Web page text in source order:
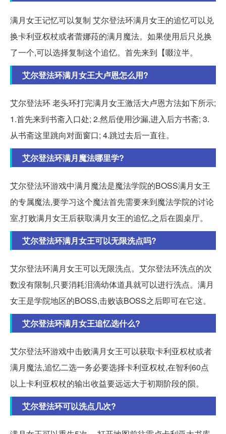
满月女王记忆可以复制 艾尔登法环满月女王的追忆可以兑
换卡利亚权杖或者蕾娜菈的满月魔法。如果使用后只兑换
了一个,可以选择复制这个追忆。首先来到【啜泣半。
艾尔登法环满月女王大卢恩怎么用?
艾尔登法环 老头环打完满月女王激活大卢恩方法如下所示;
1.首先来到书斋入口处; 2.然后使用沙漏,进入后方书斋; 3.
从书斋这里跳向对面窗口; 4.跳过去后一直往。
艾尔登法环满月魔法哪里学?
艾尔登法环游戏中满月魔法是魔法学院的BOSS满月女王
的专属魔法,要学习这个魔法首先需要来到魔法学院的讨论
室,打败满月女王后获取满月女王的追忆,之后在圆桌厅。
艾尔登法环满月女王可以无限洗点吗?
艾尔登法环满月女王可以无限洗点。艾尔登法环洗点的次
数没有限制,只要消耗泪滴幼体道具就可以进行洗点。满月
女王是学院地区的BOSS,击败该BOSS之后即可在它这。
艾尔登法环满月女王追忆选什么?
艾尔登法环游戏中击败满月女王可以获取卡利亚权杖或者
满月魔法,追忆二选一务必要选择卡利亚权杖,在智利60点
以上卡利亚权杖的输出收益要远远大于初期阶段的陨。
艾尔登法环可以洗点几次?